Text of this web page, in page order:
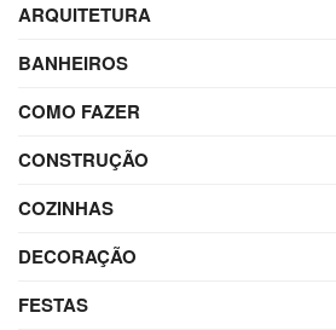
ARQUITETURA
BANHEIROS
COMO FAZER
CONSTRUÇÃO
COZINHAS
DECORAÇÃO
FESTAS